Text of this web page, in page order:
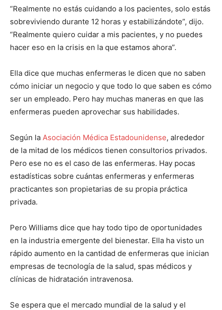
I WANT IN
I've read and accept thePrivacy Policy.
“Realmente no estás cuidando a los pacientes, solo estás
sobreviviendo durante 12 horas y estabilizándote”, dijo.
“Realmente quiero cuidar a mis pacientes, y no puedes
hacer eso en la crisis en la que estamos ahora”.
Ella dice que muchas enfermeras le dicen que no saben
cómo iniciar un negocio y que todo lo que saben es cómo
ser un empleado. Pero hay muchas maneras en que las
enfermeras pueden aprovechar sus habilidades.
Según la Asociación Médica Estadounidense, alrededor
de la mitad de los médicos tienen consultorios privados.
Pero ese no es el caso de las enfermeras. Hay pocas
estadísticas sobre cuántas enfermeras y enfermeras
practicantes son propietarias de su propia práctica
privada.
Pero Williams dice que hay todo tipo de oportunidades
en la industria emergente del bienestar. Ella ha visto un
rápido aumento en la cantidad de enfermeras que inician
empresas de tecnología de la salud, spas médicos y
clínicas de hidratación intravenosa.
Se espera que el mercado mundial de la salud y el